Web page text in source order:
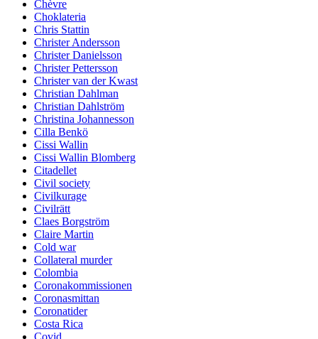
Chèvre
Choklateria
Chris Stattin
Christer Andersson
Christer Danielsson
Christer Pettersson
Christer van der Kwast
Christian Dahlman
Christian Dahlström
Christina Johannesson
Cilla Benkö
Cissi Wallin
Cissi Wallin Blomberg
Citadellet
Civil society
Civilkurage
Civilrätt
Claes Borgström
Claire Martin
Cold war
Collateral murder
Colombia
Coronakommissionen
Coronasmittan
Coronatider
Costa Rica
Covid